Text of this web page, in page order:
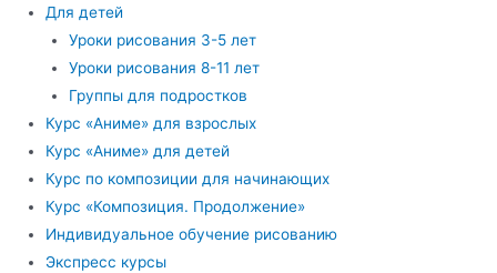
Для детей
Уроки рисования 3-5 лет
Уроки рисования 8-11 лет
Группы для подростков
Курс «Аниме» для взрослых
Курс «Аниме» для детей
Курс по композиции для начинающих
Курс «Композиция. Продолжение»
Индивидуальное обучение рисованию
Экспресс курсы